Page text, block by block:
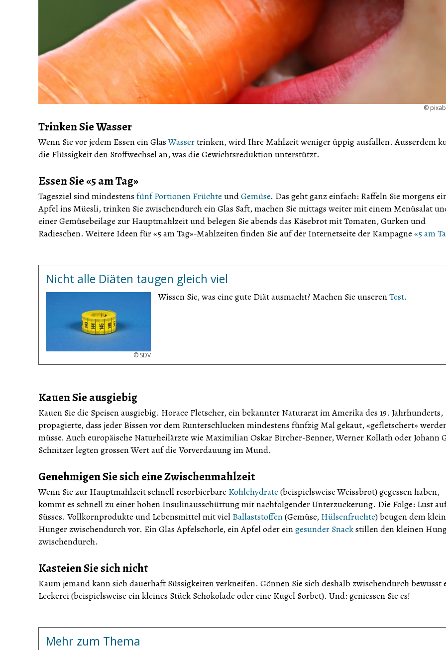
©
Trinken Sie Wasser
Wenn Sie vor jedem Essen ein GlasWassertrinken, wird Ihre Mahlzeit weniger üppig ausfallen. Ausserdem
die Flüssigkeit den Stoffwechsel an, was die Gewichtsreduktion unterstützt.
Essen Sie «5 am Tag»
Tagesziel sind mindestens fünf Portionen Früchte undGemüse. Das geht ganz einfach: Raffeln Sie morgens
Apfel ins Müesli, trinken Sie zwischendurch ein Glas Saft, machen Sie mittags weiter mit einem Menüsalat
einer Gemüsebeilage zur Hauptmahlzeit und belegen Sie abends das Käsebrot mit Tomaten, Gurken und
Radieschen. Weitere Ideen für «5 am Tag»-Mahlzeiten finden Sie auf der Internetseite der Kampagne «5 am
Nicht alle Diäten taugen gleich viel
© SDV
Wissen Sie, was eine gute Diät ausmacht? Machen Sie unserenTest.
Kauen Sie ausgiebig
Kauen Sie die Speisen ausgiebig. Horace Fletscher, ein bekannter Naturarzt im Amerika des 19. Jahrhunderts,
propagierte, dass jeder Bissen vor dem Runterschlucken mindestens fünfzig Mal gekaut, «gefletschert»
müsse. Auch europäische Naturheilärzte wie Maximilian Oskar Bircher-Benner, Werner Kollath oder Johann
Schnitzer legten grossen Wert auf die Vorverdauung im Mund.
Genehmigen Sie sich eine Zwischenmahlzeit
Wenn Sie zur Hauptmahlzeit schnell resorbierbare Kohlehydrate (beispielsweise Weissbrot) gegessen haben,
kommt es schnell zu einer hohen Insulinausschüttung mit nachfolgender Unterzuckerung. Die Folge: Lust
Süsses. Vollkornprodukte und Lebensmittel mit viel Ballaststoffen(Gemüse, Hülsenfruchte) beugen dem
Hunger zwischendurch vor. Ein Glas Apfelschorle, ein Apfel oder eingesunder Snackstillen den kleinen
zwischendurch.
Kasteien Sie sich nicht
Kaum jemand kann sich dauerhaft Süssigkeiten verkneifen. Gönnen Sie sich deshalb zwischendurch bewusst
Leckerei (beispielsweise ein kleines Stück Schokolade oder eine Kugel Sorbet). Und: geniessen Sie es!
Mehr zum Thema